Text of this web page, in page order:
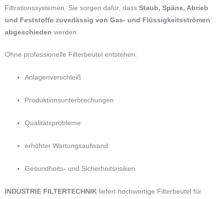
Filtrationssystemen. Sie sorgen dafür, dass Staub, Späne, Abrieb
und Feststoffe zuverlässig von Gas- und Flüssigkeitsströmen
abgeschieden werden.
Ohne professionelle Filterbeutel entstehen:
Anlagenverschleiß
Produktionsunterbrechungen
Qualitätsprobleme
erhöhter Wartungsaufwand
Gesundheits- und Sicherheitsrisiken
INDUSTRIE FILTERTECHNIK liefert hochwertige Filterbeutel für